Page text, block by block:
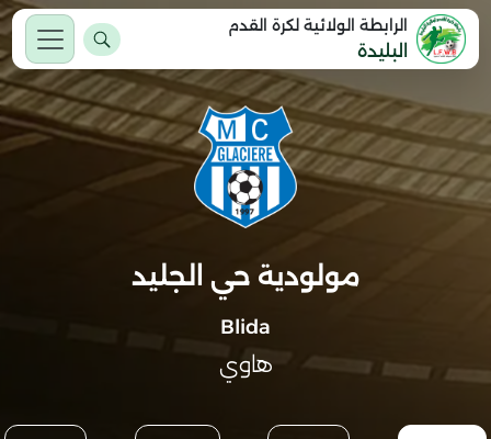
الرابطة الولائية لكرة القدم
البليدة
مولودية حي الجليد
Blida
هاوي